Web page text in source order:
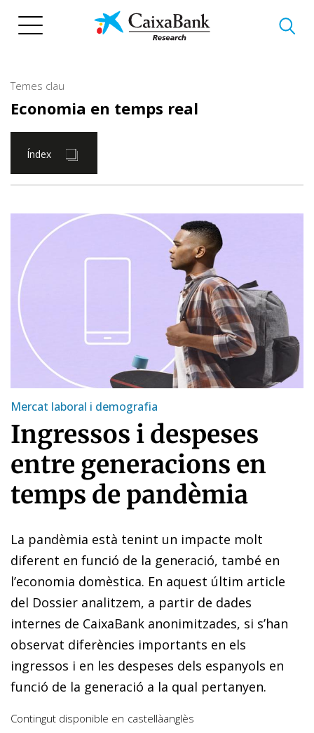
Temes clau
Economia en temps real
Índex
Mercat laboral i demografia
Ingressos i despeses
entre generacions en
temps de pandèmia
La pandèmia està tenint un impacte molt
diferent en funció de la generació, també en
l’economia domèstica. En aquest últim article
del Dossier analitzem, a partir de dades
internes de CaixaBank anonimitzades, si s’han
observat diferències importants en els
ingressos i en les despeses dels espanyols en
funció de la generació a la qual pertanyen.
Contingut disponible en castellàanglès